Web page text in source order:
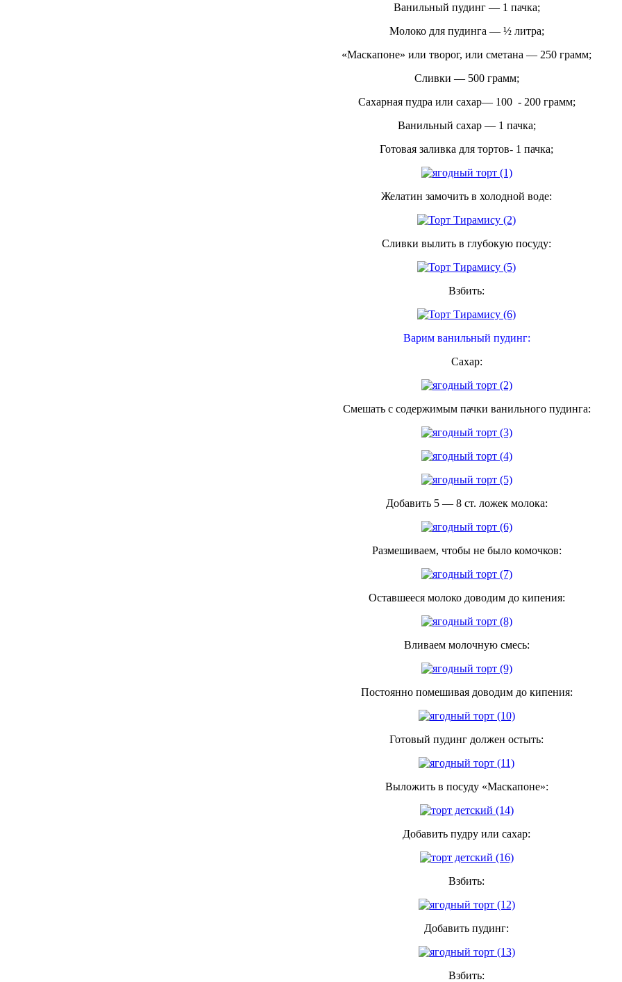
Ванильный пудинг — 1 пачка;
Молоко для пудинга — ½ литра;
«Маскапоне» или творог, или сметана — 250 грамм;
Сливки — 500 грамм;
Сахарная пудра или сахар— 100 - 200 грамм;
Ванильный сахар — 1 пачка;
Готовая заливка для тортов- 1 пачка;
Желатин замочить в холодной воде:
Сливки вылить в глубокую посуду:
Взбить:
Варим ванильный пудинг:
Сахар:
Смешать с содержимым пачки ванильного пудинга:
Добавить 5 — 8 ст. ложек молока:
Размешиваем, чтобы не было комочков:
Оставшееся молоко доводим до кипения:
Вливаем молочную смесь:
Постоянно помешивая доводим до кипения:
Готовый пудинг должен остыть:
Выложить в посуду «Маскапоне»:
Добавить пудру или сахар:
Взбить:
Добавить пудинг:
Взбить: